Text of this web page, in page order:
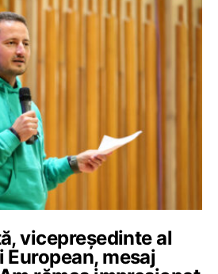
vicepreședinte al
mesaj